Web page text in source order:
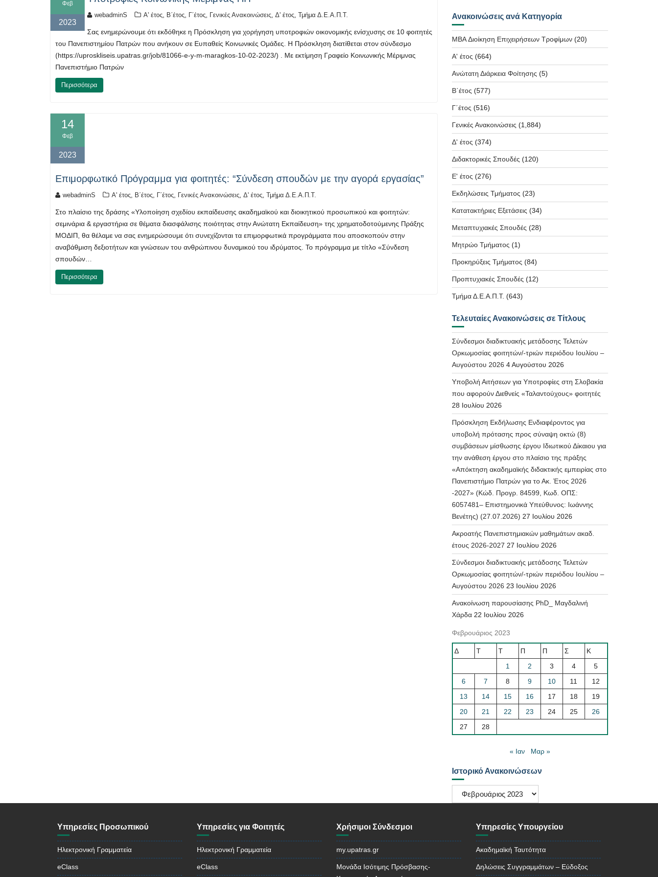
Φεβ
2023
webadminS Α' έτος Β΄έτος Γ΄έτος Γενικές Ανακοινώσεις Δ' έτος Τμήμα Δ.Ε.Α.Π.Τ.
Σας ενημερώνουμε ότι εκδόθηκε η Πρόσκληση για χορήγηση υποτροφιών οικονομικής ενίσχυσης σε 10 φοιτητές
του Πανεπιστημίου Πατρών που ανήκουν σε Ευπαθείς Κοινωνικές Ομάδες. Η Πρόσκληση διατίθεται στον σύνδεσμο
(https://uproskliseis.upatras.gr/job/81066-e-y-m-maragkos-10-02-2023/) . Με εκτίμηση Γραφείο Κοινωνικής Μέριμνας
Πανεπιστήμιο Πατρών
Περισσότερα
14
Φεβ
2023
Επιμορφωτικό Πρόγραμμα για φοιτητές: “Σύνδεση σπουδών με την αγορά εργασίας”
webadminS Α' έτος Β΄έτος Γ΄έτος Γενικές Ανακοινώσεις Δ' έτος Τμήμα Δ.Ε.Α.Π.Τ.
Στο πλαίσιο της δράσης «Υλοποίηση σχεδίου εκπαίδευσης ακαδημαϊκού και διοικητικού προσωπικού και φοιτητών:
σεμινάρια & εργαστήρια σε θέματα διασφάλισης ποιότητας στην Ανώτατη Εκπαίδευση» της χρηματοδοτούμενης Πράξης
ΜΟΔΙΠ, θα θέλαμε να σας ενημερώσουμε ότι συνεχίζονται τα επιμορφωτικά προγράμματα που αποσκοπούν στην
αναβάθμιση δεξιοτήτων και γνώσεων του ανθρώπινου δυναμικού του ιδρύματος. Το πρόγραμμα με τίτλο «Σύνδεση
σπουδών…
Περισσότερα
Ανακοινώσεις ανά Κατηγορία
MBA Διοίκηση Επιχειρήσεων Τροφίμων(20)
Α' έτος (664)
Ανώτατη Διάρκεια Φοίτησης (5)
Β΄έτος (577)
Γ΄έτος (516)
Γενικές Ανακοινώσεις (1,884)
Δ' έτος (374)
Διδακτορικές Σπουδές (120)
Ε' έτος (276)
Εκδηλώσεις Τμήματος (23)
Κατατακτήριες Εξετάσεις (34)
Μεταπτυχιακές Σπουδές (28)
Μητρώο Τμήματος (1)
Προκηρύξεις Τμήματος (84)
Προπτυχιακές Σπουδές (12)
Τμήμα Δ.Ε.Α.Π.Τ. (643)
Τελευταίες Ανακοινώσεις σε Τίτλους
Σύνδεσμοι διαδικτυακής μετάδοσης Τελετών
Ορκωμοσίας φοιτητών/-τριών περιόδου Ιουλίου –
Αυγούστου 2026 4 Αυγούστου 2026
Υποβολή Αιτήσεων για Υποτροφίες στη Σλοβακία
που αφορούν Διεθνείς «Ταλαντούχους» φοιτητές
28 Ιουλίου 2026
Πρόσκληση Εκδήλωσης Ενδιαφέροντος για
υποβολή πρότασης προς σύναψη οκτώ (8)
συμβάσεων μίσθωσης έργου Ιδιωτικού Δίκαιου για
την ανάθεση έργου στο πλαίσιο της πράξης
«Απόκτηση ακαδημαϊκής διδακτικής εμπειρίας στο
Πανεπιστήμιο Πατρών για το Ακ. Έτος 2026
-2027» (Κώδ. Προγρ. 84599, Κωδ. ΟΠΣ:
6057481– Επιστημονικά Υπεύθυνος: Ιωάννης
Βενέτης) (27.07.2026) 27 Ιουλίου 2026
Ακροατής Πανεπιστημιακών μαθημάτων ακαδ.
έτους 2026-2027 27 Ιουλίου 2026
Σύνδεσμοι διαδικτυακής μετάδοσης Τελετών
Ορκωμοσίας φοιτητών/-τριών περιόδου Ιουλίου –
Αυγούστου 2026 23 Ιουλίου 2026
Ανακοίνωση παρουσίασης PhD_ Μαγδαλινή
Χάρδα 22 Ιουλίου 2026
Φεβρουάριος 2023
Δ Τ Τ Π Π Σ
Κ
1
2 3 4
5
6
7 8 9 10 11
12
13
14 15 16 17 18
19
20
21 22 23 24 25
26
27
28
« Ιαν Μαρ »
Ιστορικό Ανακοινώσεων
Ιστορικό
Ανακοινώσεων
Υπηρεσίες Προσωπικού
Ηλεκτρονική Γραμματεία
eClass
Υπηρεσίες για Φοιτητές
Ηλεκτρονική Γραμματεία
eClass
Χρήσιμοι Σύνδεσμοι
my.upatras.gr
Μονάδα Ισότιμης Πρόσβασης-
Υπηρεσίες Υπουργείου
Ακαδημαϊκή Ταυτότητα
Δηλώσεις Συγγραμμάτων – Εύδοξος